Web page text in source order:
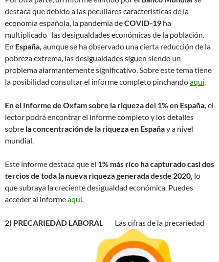
destaca que debido a las peculiares características de la
economía española, la pandemia deCOVID-19 ha
multiplicado las desigualdades económicas de la población.
En España, aunque se ha observado una cierta reducción de la
pobreza extrema, las desigualdades siguen siendo un
problema alarmantemente significativo. Sobre este tema tiene
la posibilidad consultar el informe completo pinchandoaquí
En el Informe de Oxfam sobre la riqueza del 1% en España, el
lector podrá encontrar el informe completo y los detalles
sobre la concentración de la riqueza en Españay a nivel
mundial.
Este informe destaca que el 1% más rico ha capturado casi dos
tercios de toda la nueva riqueza generada desde 2020, lo
que subraya la creciente desigualdad económica. Puedes
acceder al informeaquí
2) PRECARIEDAD LABORAL Las cifras de la precariedad